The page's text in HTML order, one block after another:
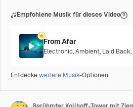
Empfohlene Musik für dieses Video
From Afar
Electronic,Ambient, Laid Back,
Entdeckeweitere Musik-Optionen